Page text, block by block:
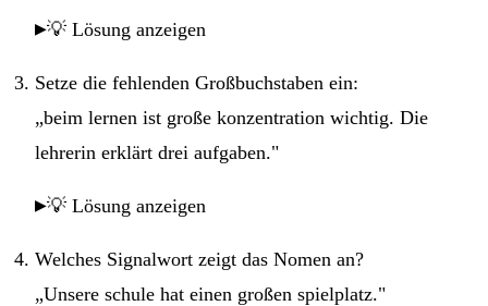
💡 Lösung anzeigen
Setze die fehlenden Großbuchstaben ein:
„beim lernen ist große konzentration wichtig. Die
lehrerin erklärt drei aufgaben."
💡 Lösung anzeigen
Welches Signalwort zeigt das Nomen an?
„Unsere schule hat einen großen spielplatz."